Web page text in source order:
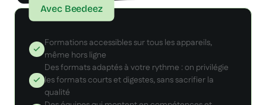
Avec Beedeez
Formations accessibles sur tous les appareils,
même hors ligne
Des formats adaptés à votre rythme : on privilégie
les formats courts et digestes, sans sacrifier la
qualité